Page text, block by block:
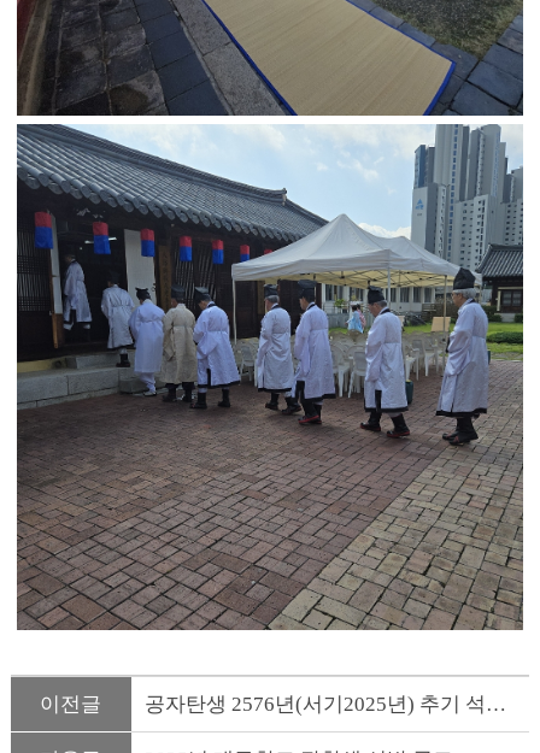
이전글 공자탄생 2576년(서기2025년) 추기 석전대제 망첩전달